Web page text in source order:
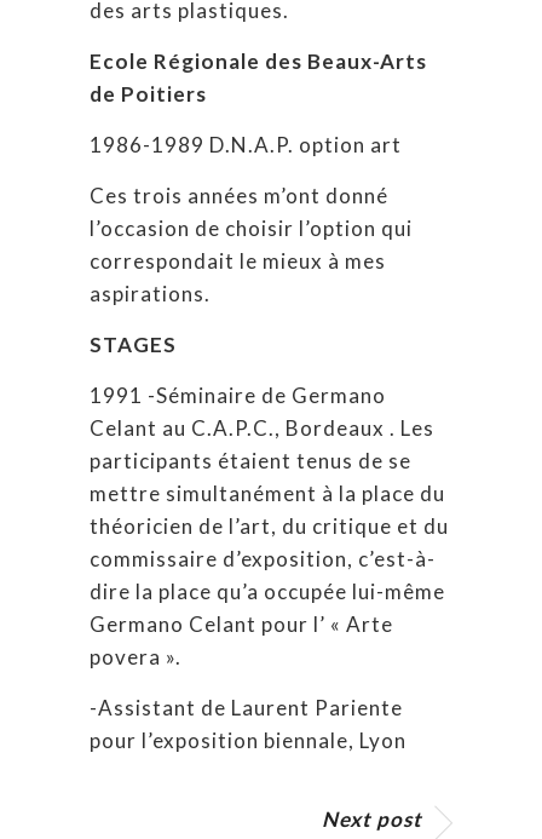
des arts plastiques.
Ecole Régionale des Beaux-Arts
de Poitiers
1986-1989 D.N.A.P. option art
Ces trois années m’ont donné
l’occasion de choisir l’option qui
correspondait le mieux à mes
aspirations.
STAGES
1991 -Séminaire de Germano
Celant au C.A.P.C., Bordeaux . Les
participants étaient tenus de se
mettre simultanément à la place du
théoricien de l’art, du critique et du
commissaire d’exposition, c’est-à-
dire la place qu’a occupée lui-même
Germano Celant pour l’ « Arte
povera ».
-Assistant de Laurent Pariente
pour l’exposition biennale, Lyon
Next post